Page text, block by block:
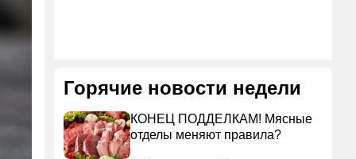
Горячие новости недели
КОНЕЦ ПОДДЕЛКАМ! Мясные
отделы меняют правила?